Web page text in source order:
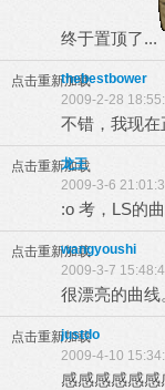
终于置顶了...
点击重新加载thebestbower
2009-2-28
不错，我现
点击重新加载
龙王
2009-3-6
:o 考，LS的
点击重新加载wangyoushi
2009-3-7
很漂亮的曲线
点击重新加载
justdo
2009-4-10
感感感感感